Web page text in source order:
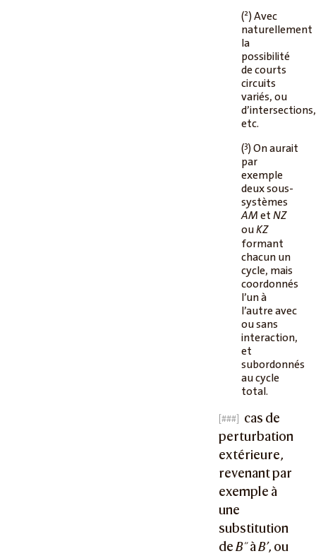
(2) Avec
naturellement
la
possibilité
de courts
circuits
variés, ou
d’intersections,
etc.
(3) On aurait
par
exemple
deux sous-
systèmes
AM etNZ
ouKZ
formant
chacun un
cycle, mais
coordonnés
l’un à
l’autre avec
ou sans
interaction,
et
subordonnés
au cycle
total.
cas de
perturbation
extérieure,
revenant par
exemple à
une
substitution
deB"àB’, ou